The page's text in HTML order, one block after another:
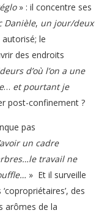
» : il concentre ses
Danièle, un jour/deux
le
des endroits
d’où l’on a une
… et pourtant je
post-confinement ?
pas
un cadre
travail ne
» Et il surveille
des
arômes de la